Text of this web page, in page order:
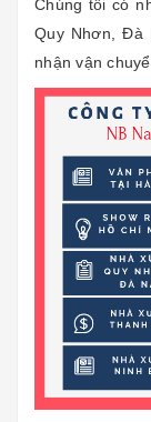
Chúng tôi có
Quy Nhơn, Đà
nhận vận